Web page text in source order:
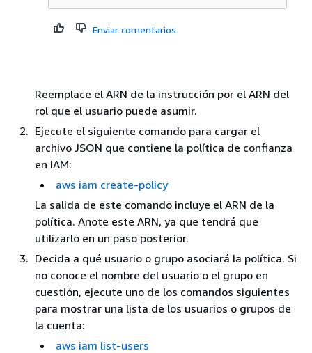
Enviar comentarios
Reemplace el ARN de la instrucción por el ARN del
rol que el usuario puede asumir.
Ejecute el siguiente comando para cargar el
archivo JSON que contiene la política de confianza
en IAM:
aws iam create-policy
La salida de este comando incluye el ARN de la
política. Anote este ARN, ya que tendrá que
utilizarlo en un paso posterior.
Decida a qué usuario o grupo asociará la política. Si
no conoce el nombre del usuario o el grupo en
cuestión, ejecute uno de los comandos siguientes
para mostrar una lista de los usuarios o grupos de
la cuenta:
aws iam list-users